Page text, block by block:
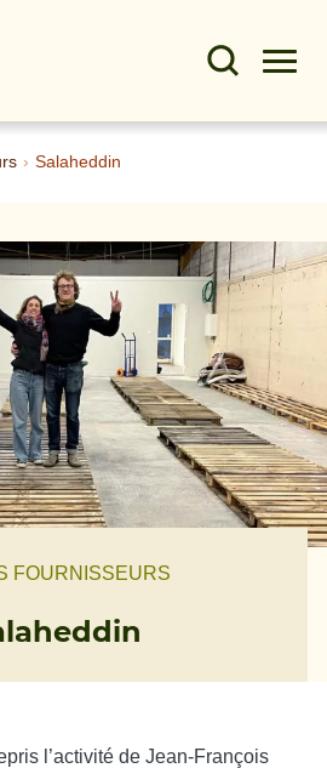
› Salaheddin
FOURNISSEURS
l’activité de Jean-François